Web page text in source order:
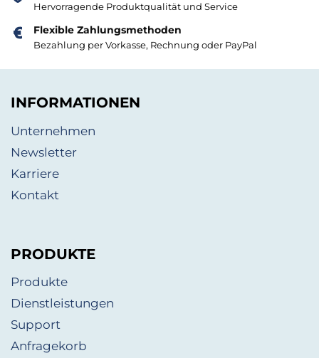
Hervorragende Produktqualität und Service
Flexible Zahlungsmethoden
Bezahlung per Vorkasse, Rechnung oder PayPal
INFORMATIONEN
Unternehmen
Newsletter
Karriere
Kontakt
PRODUKTE
Produkte
Dienstleistungen
Support
Anfragekorb